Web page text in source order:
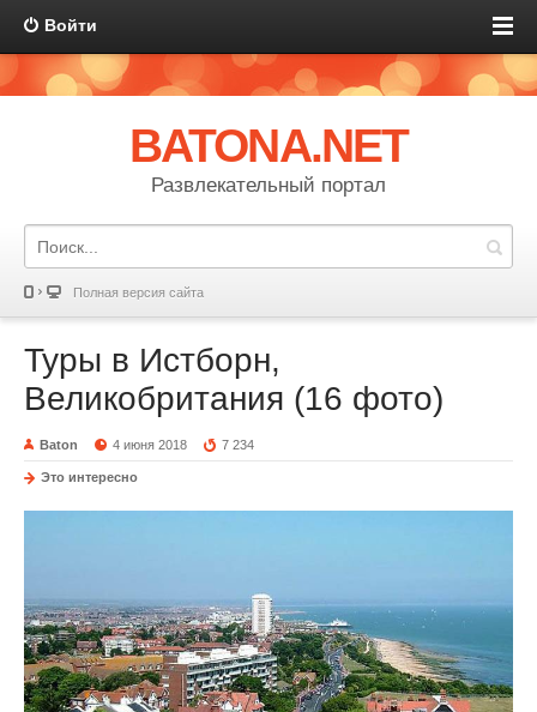
Войти
BATONA.NET
Развлекательный портал
Полная версия сайта
Туры в Истборн,
Великобритания (16 фото)
Baton 4 июня 2018 7 234
Это интересно